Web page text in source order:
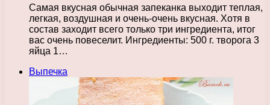
Самая вкусная обычная запеканка выходит теплая,
легкая, воздушная и очень-очень вкусная. Хотя в
состав заходит всего только три ингредиента, итог
вас очень повеселит. Ингредиенты: 500 г. творога 3
яйца 1…
Выпечка